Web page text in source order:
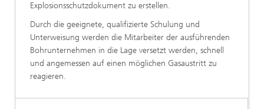
Explosionsschutzdokument zu erstellen.
Durch die geeignete, qualifizierte Schulung und
Unterweisung werden die Mitarbeiter der ausführenden
Bohrunternehmen in die Lage versetzt werden, schnell
und angemessen auf einen möglichen Gasaustritt zu
reagieren.